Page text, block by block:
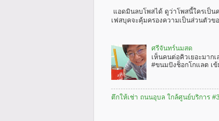
แอดมินลบโพสได้ ดูว่าโพสนี้ใครเป็
เฟสบุคจะคุ้มครองความเป็นส่วนตัวข
ศรีจันทร์นมสด
เห็นคนต่อคิวเยอะมาก
#ขนมปังช็อกโกแลต เ
ตึกให้เช่า ถนนอุบล ใกล้ศูนย์บริการ